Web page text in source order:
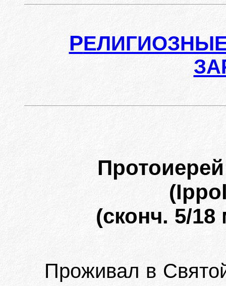
Р
(сконч. 5/18
Проживал в